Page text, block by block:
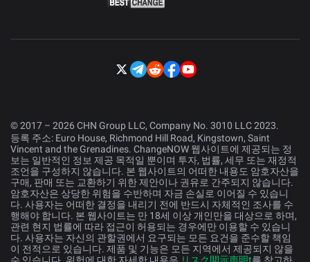
© 2017 – 2026 CHN Group LLC, Company No. 3010 LLC 2023.
등록 주소: Euro House, Richmond Hill Road, Kingstown, Saint
Vincent and the Grenadines. ChangeNOW 웹사이트에 제공되는 정
보는 일반적인 정보 제공 목적일 뿐이며 투자, 법률, 세무 또는 재정적
조언을 구성하지 않습니다. 본 웹사이트의 어떠한 내용도 암호자산을
구매, 판매 또는 교환하기 위한 제안이나 권유로 간주되지 않습니다.
암호자산은 상당한 위험을 수반하며 자금 손실로 이어질 수 있습니
다. 사용자는 어떠한 결정을 내리기 전에 반드시 자체적인 조사를 수
행해야 합니다. 본 웹사이트는 만 18세 이상 개인만을 대상으로 하며,
관련 현지 법률에 따라 접근이 허용되는 경우에만 이용할 수 있습니
다. 사용자는 자신의 관할권에서 요구되는 모든 요건을 준수할 책임
이 전적으로 있습니다. 제품 및 기능은 모든 지역에서 제공되지 않을